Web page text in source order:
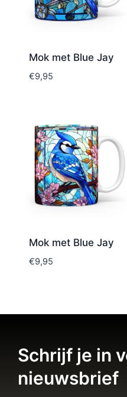
Mok met Blue Jay
€9,95
Mok met Blue Jay
€9,95
Schrijf je in
nieuwsbrief